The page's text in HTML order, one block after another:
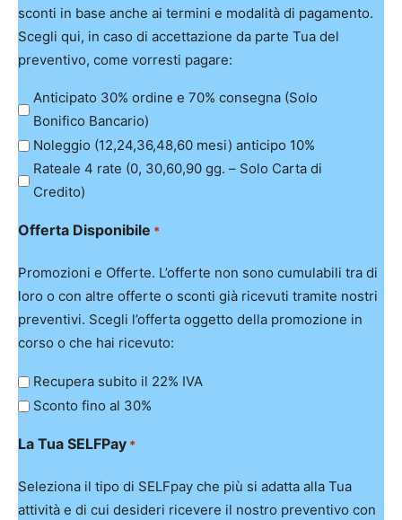
sconti in base anche ai termini e modalità di pagamento.
Scegli qui, in caso di accettazione da parte Tua del
preventivo, come vorresti pagare:
Anticipato 30% ordine e 70% consegna (Solo
Bonifico Bancario)
Noleggio (12,24,36,48,60 mesi) anticipo 10%
Rateale 4 rate (0, 30,60,90 gg. – Solo Carta di
Credito)
Offerta Disponibile *
Promozioni e Offerte. L’offerte non sono cumulabili tra di
loro o con altre offerte o sconti già ricevuti tramite nostri
preventivi. Scegli l’offerta oggetto della promozione in
corso o che hai ricevuto:
Recupera subito il 22% IVA
Sconto fino al 30%
La Tua SELFPay *
Seleziona il tipo di SELFpay che più si adatta alla Tua
attività e di cui desideri ricevere il nostro preventivo con